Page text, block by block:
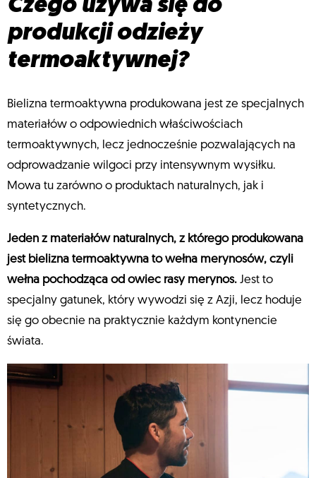
Czego używa się do
produkcji odzieży
termoaktywnej?
Bielizna termoaktywna produkowana jest ze specjalnych
materiałów o odpowiednich właściwościach
termoaktywnych, lecz jednocześnie pozwalających na
odprowadzanie wilgoci przy intensywnym wysiłku.
Mowa tu zarówno o produktach naturalnych, jak i
syntetycznych.
Jeden z materiałów naturalnych, z którego produkowana
jest bielizna termoaktywna to wełna merynosów, czyli
wełna pochodząca od owiec rasy merynos. Jest to
specjalny gatunek, który wywodzi się z Azji, lecz hoduje
się go obecnie na praktycznie każdym kontynencie
świata.